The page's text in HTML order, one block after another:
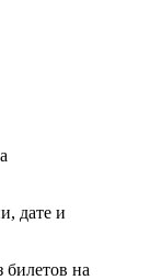
дате и
билетов на